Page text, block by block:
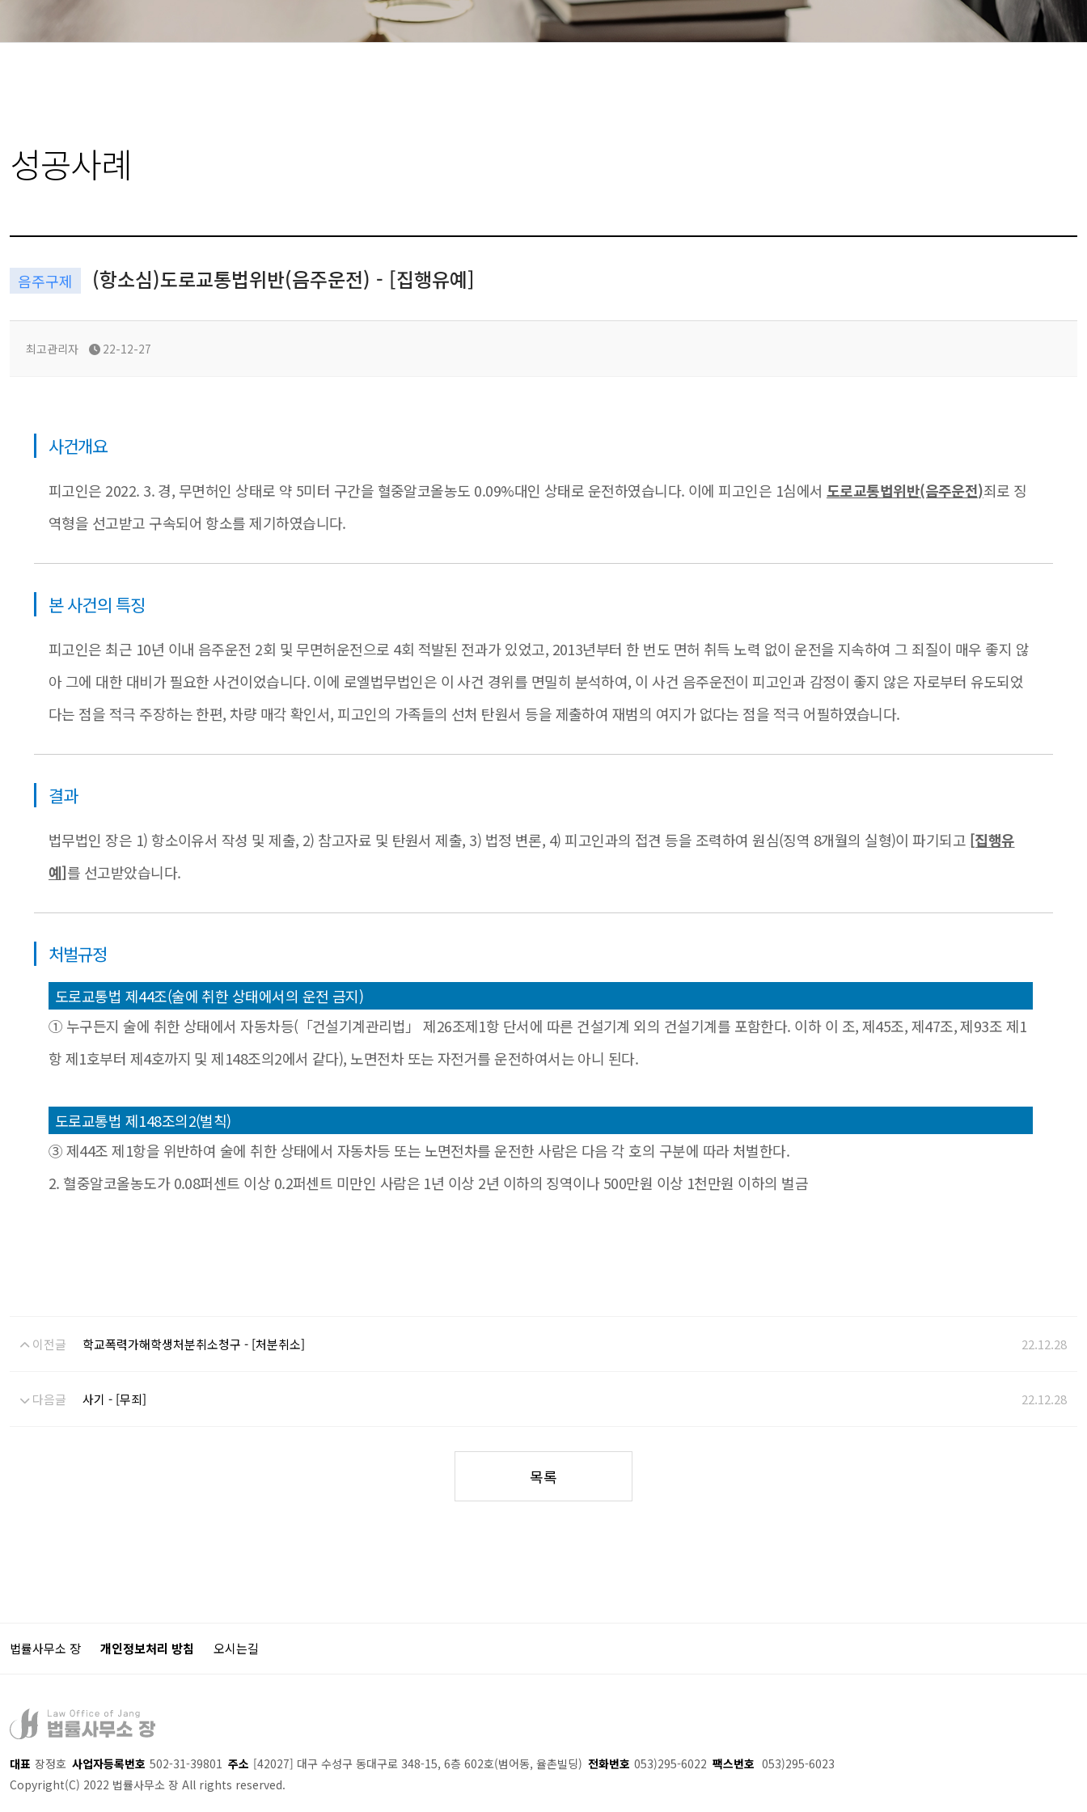
성공사례
음주구제 (항소심)도로교통법위반(음주운전) - [집행유예]
최고관리자 22-12-27
사건개요
피고인은 2022. 3. 경, 무면허인 상태로 약 5미터 구간을 혈중알코올농도 0.09%대인 상태로 운전하였습니다. 이에 피고인은 1심에서 도로교통법위반(음주운전)죄로 징
역형을 선고받고 구속되어 항소를 제기하였습니다.
본 사건의 특징
피고인은 최근 10년 이내 음주운전 2회 및 무면허운전으로 4회 적발된 전과가 있었고, 2013년부터 한 번도 면허 취득 노력 없이 운전을 지속하여 그 죄질이 매우 좋지 않
아 그에 대한 대비가 필요한 사건이었습니다. 이에 로엘법무법인은 이 사건 경위를 면밀히 분석하여, 이 사건 음주운전이 피고인과 감정이 좋지 않은 자로부터 유도되었
다는 점을 적극 주장하는 한편, 차량 매각 확인서, 피고인의 가족들의 선처 탄원서 등을 제출하여 재범의 여지가 없다는 점을 적극 어필하였습니다.
결과
법무법인 장은 1) 항소이유서 작성 및 제출, 2) 참고자료 및 탄원서 제출, 3) 법정 변론, 4) 피고인과의 접견 등을 조력하여 원심(징역 8개월의 실형)이 파기되고 [집행유
예]를 선고받았습니다.
처벌규정
도로교통법 제44조(술에 취한 상태에서의 운전 금지)
① 누구든지 술에 취한 상태에서 자동차등(「건설기계관리법」 제26조제1항 단서에 따른 건설기계 외의 건설기계를 포함한다. 이하 이 조, 제45조, 제47조, 제93조 제1
항 제1호부터 제4호까지 및 제148조의2에서 같다), 노면전차 또는 자전거를 운전하여서는 아니 된다.
도로교통법 제148조의2(벌칙)
③ 제44조 제1항을 위반하여 술에 취한 상태에서 자동차등 또는 노면전차를 운전한 사람은 다음 각 호의 구분에 따라 처벌한다.
2. 혈중알코올농도가 0.08퍼센트 이상 0.2퍼센트 미만인 사람은 1년 이상 2년 이하의 징역이나 500만원 이상 1천만원 이하의 벌금
이전글 학교폭력가해학생처분취소청구 - [처분취소] 22.12.28
다음글 사기 - [무죄] 22.12.28
목록
법률사무소 장 개인정보처리 방침 오시는길
대표 장정호 사업자등록번호 502-31-39801 주소 [42027] 대구 수성구 동대구로 348-15, 6층 602호(범어동, 율촌빌딩) 전화번호 053)295-6022 팩스번호 053)295-6023
Copyright(C) 2022 법률사무소 장 All rights reserved.